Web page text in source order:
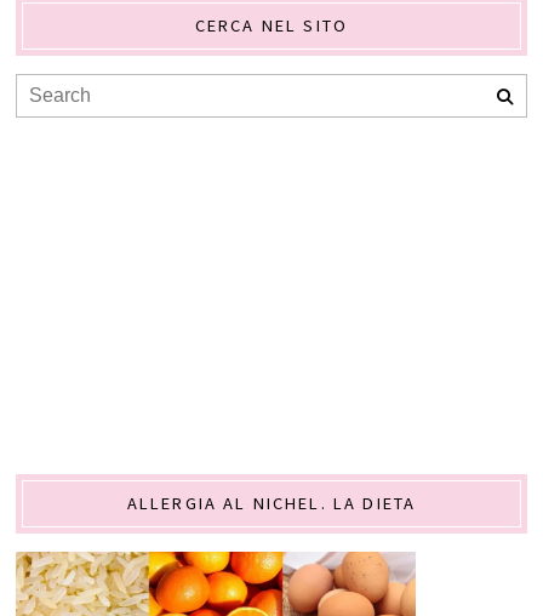
CERCA NEL SITO
ALLERGIA AL NICHEL. LA DIETA